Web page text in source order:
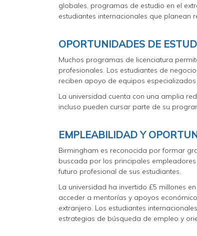
globales, programas de estudio en el
estudiantes internacionales que planean
OPORTUNIDADES DE
Muchos programas de licenciatura
profesionales. Los estudiantes de
reciben apoyo de equipos
La universidad cuenta con una amplia
incluso pueden cursar parte de su
EMPLEABILIDAD Y
Birmingham es reconocida por formar
buscada por los principales empleadores
futuro profesional de sus estudiantes.
La universidad ha invertido £5 millones
acceder a mentorías y apoyos
extranjero. Los estudiantes
estrategias de búsqueda de empleo y